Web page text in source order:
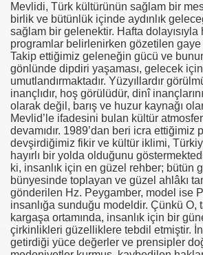
Mevlidi, Türk kültürünün sağlam bir
birlik ve bütünlük içinde aydınlık
sağlam bir gelenektir. Hafta dolayısıyla
programlar belirlenirken gözetilen gaye
Takip ettiğimiz geleneğin gücü ve
gönlünde dipdiri yaşaması, gelecek
umutlandırmaktadır. Yüzyıllardır
inançlıdır, hoş görülüdür, dinî
olarak değil, barış ve huzur kaynağı
Mevlid’le ifadesini bulan kültür
devamıdır. 1989’dan beri icra ettiğimiz
devşirdiğimiz fikir ve kültür iklimi,
hayırlı bir yolda olduğunu
ki, insanlık için en güzel rehber; bütün
bünyesinde toplayan ve güzel ahlâkı
gönderilen Hz. Peygamber, model ise
insanlığa sunduğu modeldir. Çünkü O,
kargaşa ortamında, insanlık için bir
çirkinlikleri güzelliklere tebdil etmiştir.
getirdiği yüce değerler ve prensipler